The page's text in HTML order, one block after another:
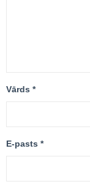
Vārds *
E-pasts *